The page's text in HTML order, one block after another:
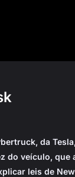
da
do veículo, que
leis de